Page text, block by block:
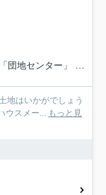
ンター」 停歩12分
地はいかがでしょう
ウスメー...
もっと見